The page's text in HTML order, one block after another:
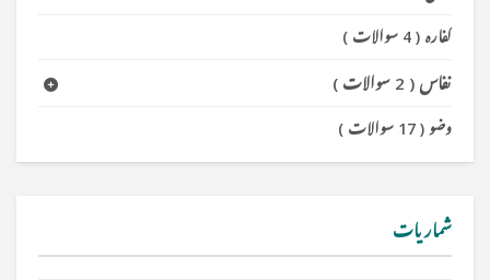
کفارہ ( 4 سوالات )
نفاس ( 2 سوالات )
وضو ( 17 سوالات )
شماریات